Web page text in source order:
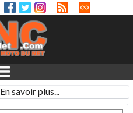
En savoir plus...